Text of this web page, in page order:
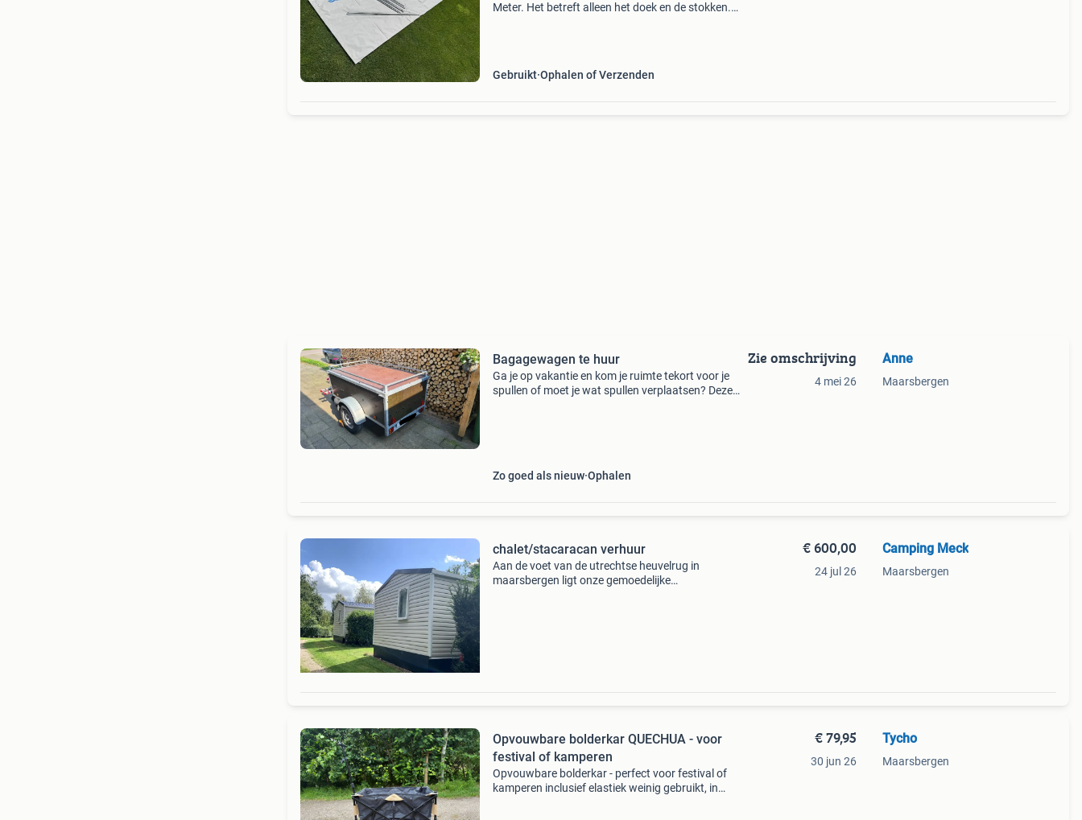
Meter. Het betreft alleen het doek en de stokken.
Gebruikt Ophalen of Verzenden
Bagagewagen te huur
Ga je op vakantie en kom je ruimte tekort voor je
spullen of moet je wat spullen verplaatsen? Deze
Zo goed als nieuw Ophalen
Zie omschrijving
4 mei 26
Anne
Maarsbergen
chalet/stacaracan verhuur
Aan de voet van de utrechtse heuvelrug in
maarsbergen ligt onze gemoedelijke
€ 600,00
24 jul 26
Camping Meck
Maarsbergen
Opvouwbare bolderkar QUECHUA - voor
festival of kamperen
Opvouwbare bolderkar - perfect voor festival of
kamperen inclusief elastiek weinig gebruikt, in
€ 79,95
30 jun 26
Tycho
Maarsbergen